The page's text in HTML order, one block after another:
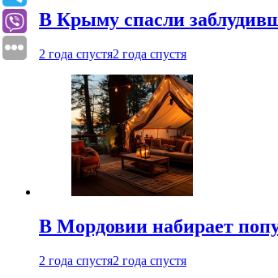
В Крыму спасли
2 года спустя2 года спустя
В Мордовии набирает
2 года спустя2 года спустя